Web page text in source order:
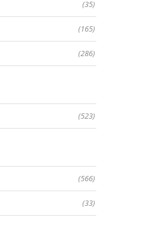
(35)
(165)
(286)
(523)
(566)
(33)